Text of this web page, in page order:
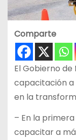
Comparte
El Gobierno
capacitación a
en la
– En la
capacitar a